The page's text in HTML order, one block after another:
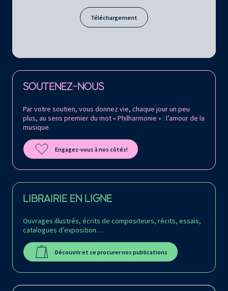
Téléchargement
SOUTENEZ-NOUS
Par votre soutien, vous donnez vie, chaque jour un peu
plus, au sens premier du mot « Philharmonie » : l’amour de la
musique.
Engagez-vous à nos côtés!
LIBRAIRIE EN LIGNE
Ouvrages illustrés, écrits de compositeurs, récits, essais,
catalogues d’exposition…
Découvrir et se procurer nos publications
Retrouvez la Philharmonie de Paris sur